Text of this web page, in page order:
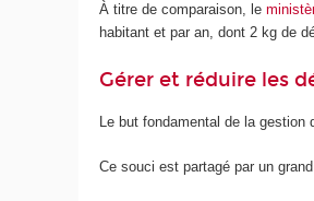
À titre de comparaison, le
habitant et par an, dont 2 kg de
Gérer et réduire les
Le but fondamental de la gestion
Ce souci est partagé par un